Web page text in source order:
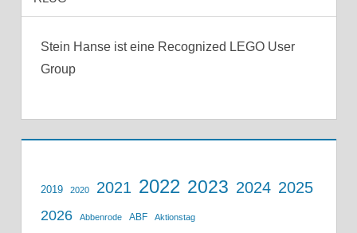
Stein Hanse ist eine Recognized LEGO User
Group
2019 2020 2021 2022 2023 2024 2025
2026 Abbenrode ABF Aktionstag